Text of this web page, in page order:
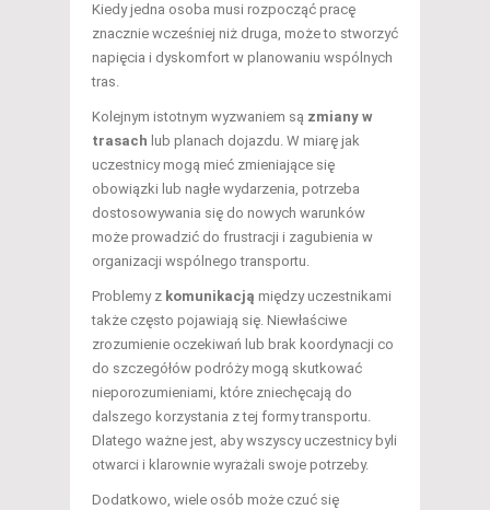
Kiedy jedna osoba musi rozpocząć pracę
znacznie wcześniej niż druga, może to stworzyć
napięcia i dyskomfort w planowaniu wspólnych
tras.
Kolejnym istotnym wyzwaniem są zmiany w
trasach lub planach dojazdu. W miarę jak
uczestnicy mogą mieć zmieniające się
obowiązki lub nagłe wydarzenia, potrzeba
dostosowywania się do nowych warunków
może prowadzić do frustracji i zagubienia w
organizacji wspólnego transportu.
Problemy z komunikacją między uczestnikami
także często pojawiają się. Niewłaściwe
zrozumienie oczekiwań lub brak koordynacji co
do szczegółów podróży mogą skutkować
nieporozumieniami, które zniechęcają do
dalszego korzystania z tej formy transportu.
Dlatego ważne jest, aby wszyscy uczestnicy byli
otwarci i klarownie wyrażali swoje potrzeby.
Dodatkowo, wiele osób może czuć się